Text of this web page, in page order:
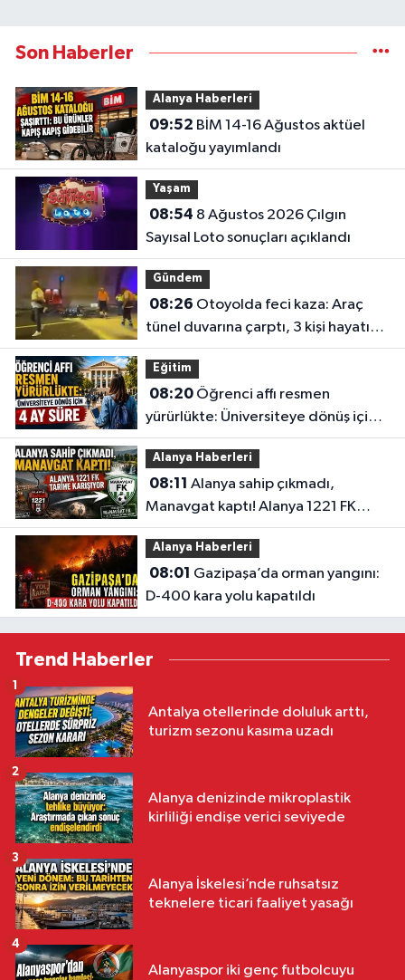
Son Haberler
Alanya Haberleri
09:52
kataloğu yayımlandı
Yaşam
08:54
Sayısal Loto sonuçları açıklandı
Gündem
08:26
tünel duvarına çarptı, 3 kişi hayatını
kaybetti
Eğitim
08:20Öğrenci affı resmen
yürürlükte: Üniversiteye dönüş için 4
ay süre
Alanya Haberleri
08:11
Manavgat kaptı! Alanya 1221 FK
tarihe karışıyor
Alanya Haberleri
08:01
D-400 kara yolu kapatıldı
Trend Haberler
Antalya otellerinde doluluk arttı,
turizm sezonu kasıma uzadı
1
Alanya denizinde mikroplastik
kirliliği endişe verici seviyede
2
Alanya İskelesi’nde ruhsatsız
teknelere ticari faaliyet yasağı
3
Alanyaspor iki genç futbolcuyu
4